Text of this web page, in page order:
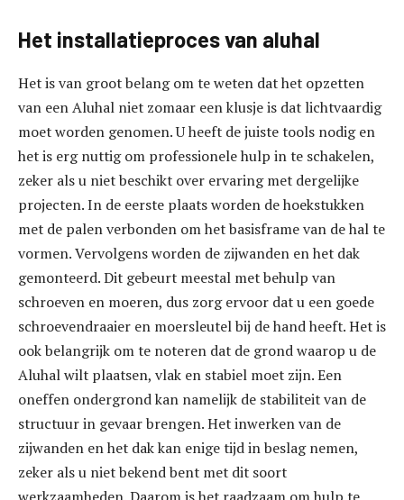
Het installatieproces van aluhal
Het is van groot belang om te weten dat het opzetten
van een Aluhal niet zomaar een klusje is dat lichtvaardig
moet worden genomen. U heeft de juiste tools nodig en
het is erg nuttig om professionele hulp in te schakelen,
zeker als u niet beschikt over ervaring met dergelijke
projecten. In de eerste plaats worden de hoekstukken
met de palen verbonden om het basisframe van de hal te
vormen. Vervolgens worden de zijwanden en het dak
gemonteerd. Dit gebeurt meestal met behulp van
schroeven en moeren, dus zorg ervoor dat u een goede
schroevendraaier en moersleutel bij de hand heeft. Het is
ook belangrijk om te noteren dat de grond waarop u de
Aluhal wilt plaatsen, vlak en stabiel moet zijn. Een
oneffen ondergrond kan namelijk de stabiliteit van de
structuur in gevaar brengen. Het inwerken van de
zijwanden en het dak kan enige tijd in beslag nemen,
zeker als u niet bekend bent met dit soort